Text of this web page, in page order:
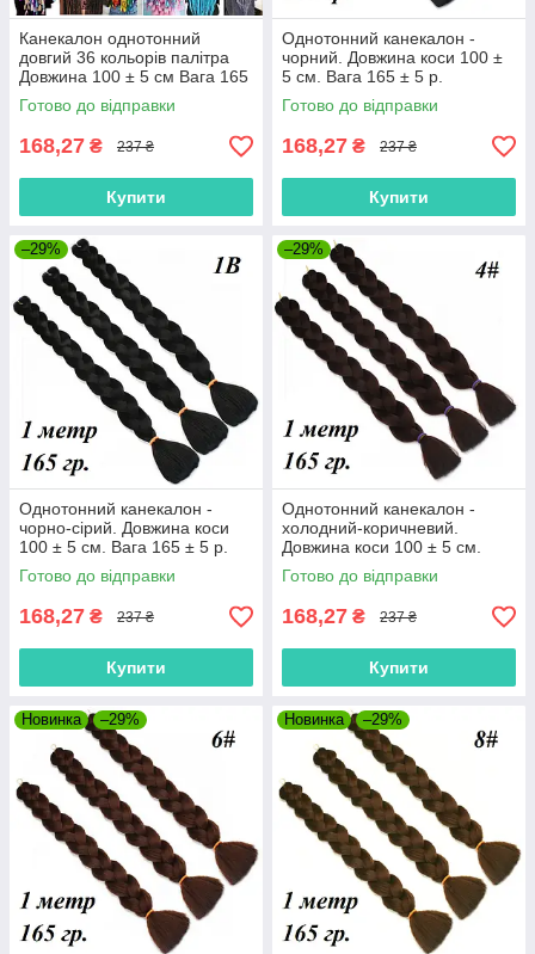
Канекалон однотонний
довгий 36 кольорів палітра
Довжина 100 ± 5 см Вага 165
± 5 г Термостійкий коса
Jumbo
Готово до відправки
168,27 ₴ 237 ₴
Купити
Однотонний канекалон -
чорний. Довжина коси 100 ±
5 см. Вага 165 ± 5 р.
Термостійкий. 1#100
Готово до відправки
168,27 ₴ 237 ₴
Купити
–29%
Однотонний канекалон -
чорно-сірий. Довжина коси
100 ± 5 см. Вага 165 ± 5 р.
Термостійкий. 1B100
Готово до відправки
168,27 ₴ 237 ₴
Купити
–29%
Однотонний канекалон -
холодний-коричневий.
Довжина коси 100 ± 5 см.
Вага 165 ± 5 р. Термостійкий.
4#100
Готово до відправки
168,27 ₴ 237 ₴
Купити
Новинка –29% Новинка –29%